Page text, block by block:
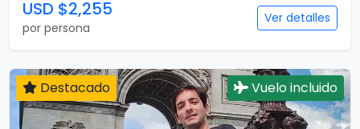
USD $2,255
por persona
Ver detalles
Destacado Vuelo incluido